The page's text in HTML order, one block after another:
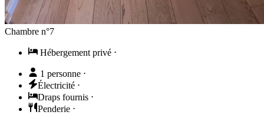
Chambre n°7
Hébergement privé ⋅
1 personne ⋅
Électricité ⋅
Draps fournis ⋅
Penderie ⋅